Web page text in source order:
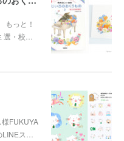
っと！
選・校…
FUKUYA
ス…